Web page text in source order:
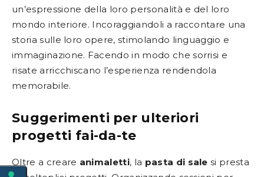
un’espressione della loro personalità e del loro
mondo interiore. Incoraggiandoli a raccontare una
storia sulle loro opere, stimolando linguaggio e
immaginazione. Facendo in modo che sorrisi e
risate arricchiscano l’esperienza rendendola
memorabile.
Suggerimenti per ulteriori
progetti fai-da-te
Oltre a creare animaletti, la pasta di sale si presta